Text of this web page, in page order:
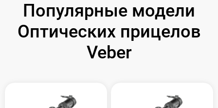
Популярные модели
Оптических прицелов
Veber